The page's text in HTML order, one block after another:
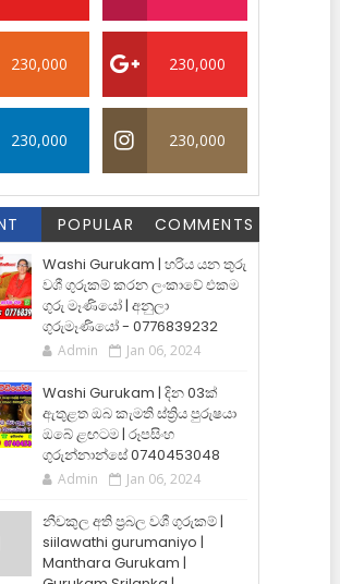
230,000 230,000
230,000 230,000
POPULAR COMMENTS
Washi Gurukam | හරිය යන තුරු
වශී ගුරුකම් කරන ලංකාවේ එකම
ගුරු මෑණියෝ | අනුලා
ගුරුමෑණියෝ - 0776839232
Admin Jan 06, 2024
Washi Gurukam | දින 03ක්
ඇතුළත ඔබ කැමති ස්ත්‍රිය පුරුෂයා
ඔබේ ළඟටම | රූපසිංහ
ගුරුන්නාන්සේ 0740453048
Admin Jan 06, 2024
නීචකුල අති ප්‍රබල වශී ගුරුකම් |
siilawathi gurumaniyo |
Manthara Gurukam |